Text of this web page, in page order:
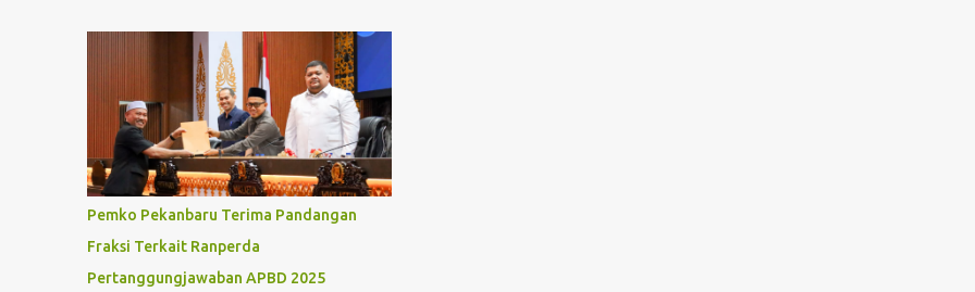
Pemko Pekanbaru Terima Pandangan
Fraksi Terkait Ranperda
Pertanggungjawaban APBD 2025